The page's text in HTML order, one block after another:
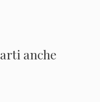
anche